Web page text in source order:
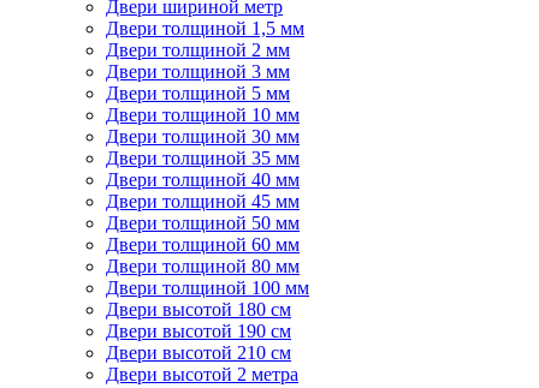
Двери шириной метр
Двери толщиной 1,5 мм
Двери толщиной 2 мм
Двери толщиной 3 мм
Двери толщиной 5 мм
Двери толщиной 10 мм
Двери толщиной 30 мм
Двери толщиной 35 мм
Двери толщиной 40 мм
Двери толщиной 45 мм
Двери толщиной 50 мм
Двери толщиной 60 мм
Двери толщиной 80 мм
Двери толщиной 100 мм
Двери высотой 180 см
Двери высотой 190 см
Двери высотой 210 см
Двери высотой 2 метра